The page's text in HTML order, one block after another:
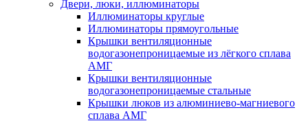
Двери, люки, иллюминаторы
Иллюминаторы круглые
Иллюминаторы прямоугольные
Крышки вентиляционные
водогазонепроницаемые из лёгкого сплава
АМГ
Крышки вентиляционные
водогазонепроницаемые стальные
Крышки люков из алюминиево-магниевого
сплава АМГ